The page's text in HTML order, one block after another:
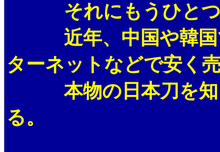
それにもうひとつ困
近年、中国や韓国で
ターネットなどで安く
本物の日本刀を知ら
る。